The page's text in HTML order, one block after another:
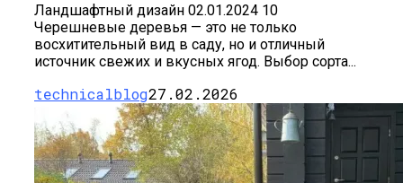
Ландшафтный дизайн 02.01.2024 10
Черешневые деревья — это не только
восхитительный вид в саду, но и отличный
источник свежих и вкусных ягод. Выбор сорта...
technicalblog27.02.2026